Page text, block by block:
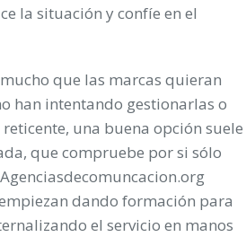
la situación y confíe en el
mucho que las marcas quieran
han intentando gestionarlas o
una buena opción suele
que compruebe por si sólo
dando formación para
el servicio en manos